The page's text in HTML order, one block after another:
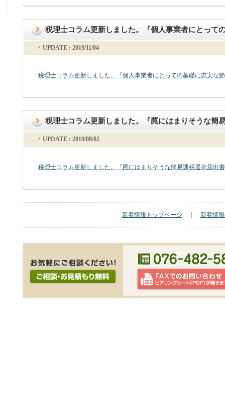
税理士コラム更新しました。『個人事業者にとって
UPDATE : 2019/11/04
税理士コラム更新しました。『個人事業者にとっての基礎に忠実な
税理士コラム更新しました。『罠にはまりそうな簡
UPDATE : 2019/08/02
税理士コラム更新しました。『罠にはまりそうな簡易課税選択届出
新着情報トップページ ｜ 新着情